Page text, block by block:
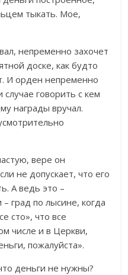
тыкать. Мое,
непременно захочет
доске, как будто
И орден непременно
говорить с кем
награды вручал.
вере он
не допускает, что его
А ведь это –
град по лысине, когда
сто», что все
числе и в Церкви,
пожалуйста».
деньги не нужны?